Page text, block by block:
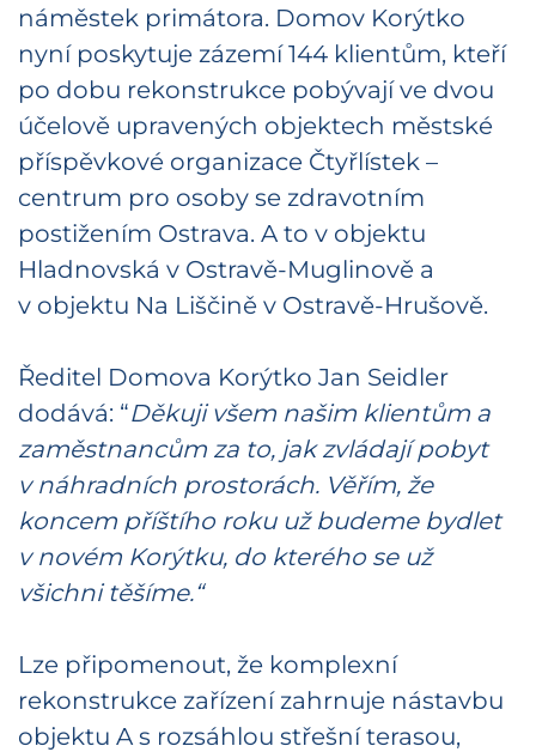
náměstek primátora. Domov Korýtko
nyní poskytuje zázemí 144 klientům, kteří
po dobu rekonstrukce pobývají ve dvou
účelově upravených objektech městské
příspěvkové organizace Čtyřlístek –
centrum pro osoby se zdravotním
postižením Ostrava. A to v objektu
Hladnovská v Ostravě-Muglinově a
v objektu Na Liščině v Ostravě-Hrušově.
Ředitel Domova Korýtko Jan Seidler
dodává: “Děkuji všem našim klientům a
zaměstnancům za to, jak zvládají pobyt
v náhradních prostorách. Věřím, že
koncem příštího roku už budeme bydlet
v novém Korýtku, do kterého se už
všichni těšíme.“
Lze připomenout, že komplexní
rekonstrukce zařízení zahrnuje nástavbu
objektu A s rozsáhlou střešní terasou,